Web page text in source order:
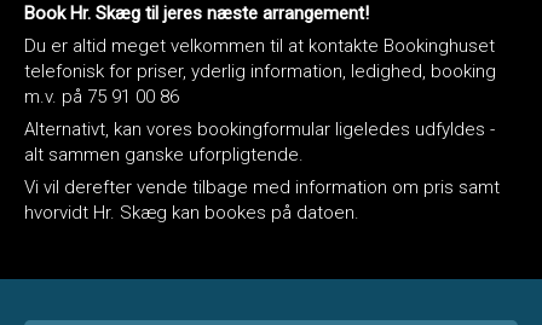
Book Hr. Skæg til jeres næste arrangement!
Du er altid meget velkommen til at kontakte Bookinghuset
telefonisk for priser, yderlig information, ledighed, booking
m.v. på 75 91 00 86
Alternativt, kan vores bookingformular ligeledes udfyldes -
alt sammen ganske uforpligtende.
Vi vil derefter vende tilbage med information om pris samt
hvorvidt Hr. Skæg kan bookes på datoen.